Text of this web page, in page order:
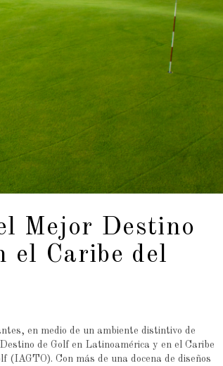
Mejor Destino
el Caribe del
en medio de un ambiente distintivo de
de Golf en Latinoamérica y en el Caribe
(IAGTO). Con más de una docena de diseños